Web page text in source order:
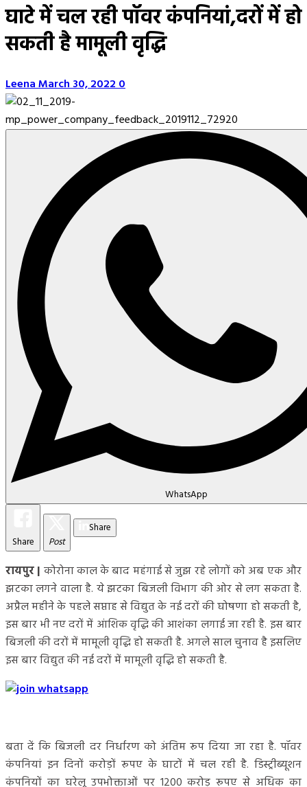
घाटे में चल रही पॉवर कंपनियां,दरों में हो
सकती है मामूली वृद्धि
LeenaMarch 30, 20220
WhatsApp
Share Post
Share
रायपुर| कोरोना काल के बाद महंगाई से जुझ रहे लोगों को अब एक और
झटका लगने वाला है. ये झटका बिजली विभाग की ओर से लग सकता है.
अप्रैल महीने के पहले सप्ताह से विद्युत के नई दरों की घोषणा हो सकती है,
इस बार भी नए दरों में आंशिक वृद्धि की आशंका लगाई जा रही है. इस बार
बिजली की दरों में मामूली वृद्धि हो सकती है. अगले साल चुनाव है इसलिए
इस बार विद्युत की नई दरों में मामूली वृद्धि हो सकती है.
बता दें कि बिजली दर निर्धारण को अंतिम रूप दिया जा रहा है. पॉवर
कंपनियां इन दिनों करोड़ों रूपए के घाटों में चल रही है. डिस्ट्रीब्यूशन
कंपनियों का घरेलू उपभोक्ताओं पर 1200 करोड़ रूपए से अधिक का